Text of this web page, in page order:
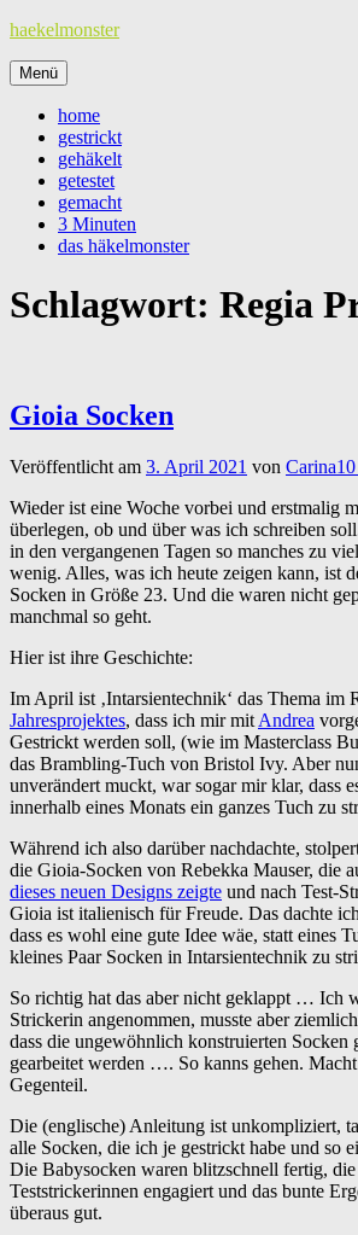
Zum
springen
haekelmonster
Menü
home
gestrickt
gehäkelt
getestet
gemacht
3 Minuten
das häkelmonster
Schlagwort: Regia
Gioia Socken
Veröffentlicht am 3. April 2021 von Carina
Wieder ist eine Woche vorbei und erstmalig
überlegen, ob und über was ich schreiben
in den vergangenen Tagen so manches zu
wenig. Alles, was ich heute zeigen kann, ist
Socken in Größe 23. Und die waren nicht
manchmal so geht.
Hier ist ihre Geschichte:
Im April ist ‚Intarsientechnik‘ das Thema im
Jahresprojektes, dass ich mir mit Andrea
Gestrickt werden soll, (wie im Masterclass
das Brambling-Tuch von Bristol Ivy. Aber
unverändert muckt, war sogar mir klar, dass
innerhalb eines Monats ein ganzes Tuch zu
Während ich also darüber nachdachte,
die Gioia-Socken von Rebekka Mauser, die
dieses neuen Designs zeigte und nach Test-
Gioia ist italienisch für Freude. Das dachte
dass es wohl eine gute Idee wäe, statt eines
kleines Paar Socken in Intarsientechnik zu
So richtig hat das aber nicht geklappt … Ich
Strickerin angenommen, musste aber
dass die ungewöhnlich konstruierten Socken
gearbeitet werden …. So kanns gehen.
Gegenteil.
Die (englische) Anleitung ist unkompliziert,
alle Socken, die ich je gestrickt habe und so
Die Babysocken waren blitzschnell fertig,
Teststrickerinnen engagiert und das bunte
überaus gut.